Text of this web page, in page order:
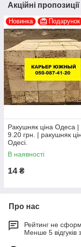
Акційні
Новинка Подарунок
Ракушняк ціна Одеса |
9.20 грн. | ракушняк
Одесі.
В наявності
14 ₴
Про нас
Рейтинг не
Менше 5 відгуків